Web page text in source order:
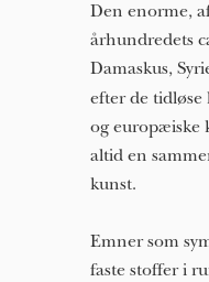
Den enorme,
århundredets
Damaskus,
efter de tidløse
og europæiske
altid en
kunst.
Emner som
faste stoffer i